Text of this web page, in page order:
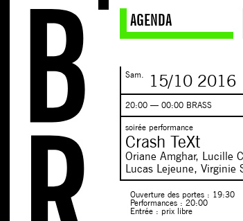
AGENDA
Sam. 15/10 2016
20:00 — 00:00 BRASS
soirée performance
Crash TeXt
Oriane Amghar, Lucille
Lucas Lejeune, Virginie
Ouverture des portes : 19:30
Performances : 20:00
Entrée : prix libre